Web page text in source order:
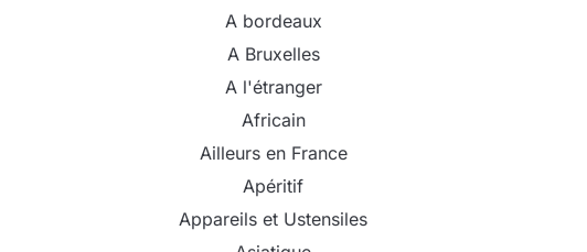
A bordeaux
A Bruxelles
A l'étranger
Africain
Ailleurs en France
Apéritif
Appareils et Ustensiles